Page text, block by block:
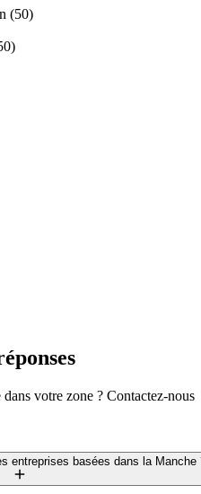
(50)
votre zone ? Contactez-nous
entreprises basées dans la Manche